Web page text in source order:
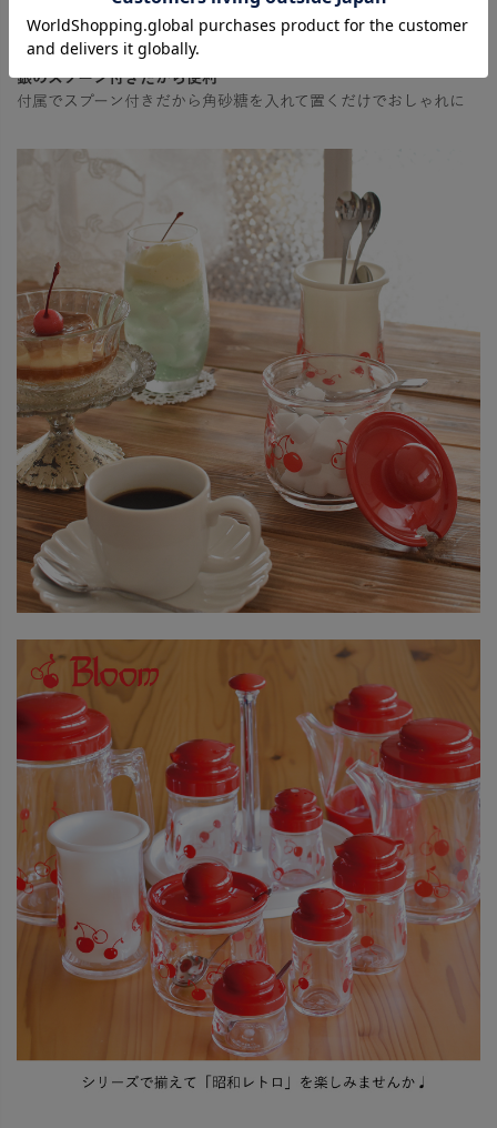
銀のスプーン付きだから便利
付属でスプーン付きだから角砂糖を入れて置くだけでおしゃれに